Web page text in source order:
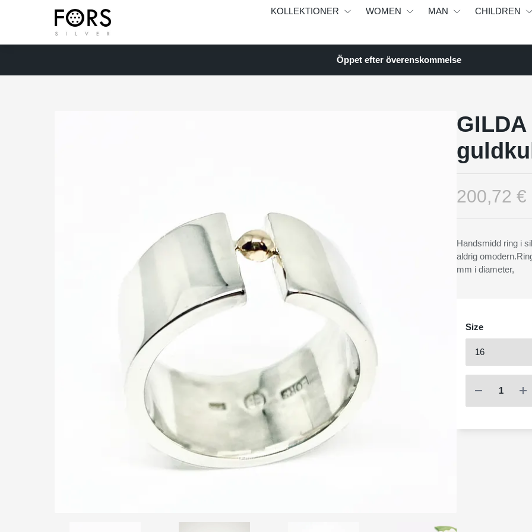
KOLLEKTIONER WOMEN MAN CHILDREN
Öppet efter överenskommelse
200,72 €
Handsmidd ring i
aldrig
mm i diameter,
Size